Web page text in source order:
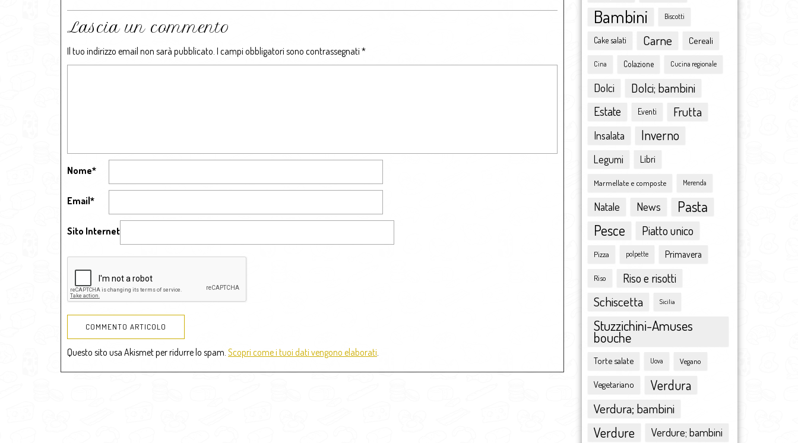
Lascia un commento
Il tuo indirizzo email non sarà pubblicato. I campi obbligatori sono contrassegnati *
Nome*
Email*
Sito Internet
Questo sito usa Akismet per ridurre lo spam. Scopri come i tuoi dati vengono elaborati.
aprile 2016
marzo 2016
gennaio 2016
novembre 2015
ottobre 2015
agosto 2015
luglio 2015
giugno 2015
maggio 2015
marzo 2015
febbraio 2015
dicembre 2014
novembre 2014
settembre 2014
agosto 2014
luglio 2014
maggio 2014
marzo 2014
febbraio 2014
dicembre 2013
Bambini Biscotti
Cake salati Carne Cereali
Cina Colazione Cucina regionale
Dolci Dolci; bambini
Estate Eventi Frutta
Insalata Inverno
Legumi Libri
Marmellate e composte Merenda
Natale News
Pasta
Pesce
Piatto unico
Pizza polpette Primavera
Riso Riso e risotti
Schiscetta Sicilia
Stuzzichini-Amuses
bouche
Torte salate Uova Vegano
Vegetariano Verdura
Verdura; bambini
Verdure Verdure; bambini